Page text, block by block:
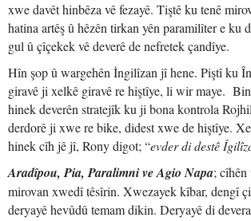
xwe davêt hinbêza vê fezayê. Tiştê ku tenê
hatina artêş û hêzên tirkan yên paramilîter e ku
gul û çîçekek vê deverê de nefretek çandîye.
Hîn şop û wargehên İngilîzan jî hene. Piştî ku
giravê ji xelkê giravê re hiştîye, li wir maye.
hinek deverên stratejîk ku ji bona kontrola
derdorê ji xwe re bike, didest xwe de hiştîye.
hinek cîh jê jî, Rony digot; “evder di destê
Aradîpou, Pia, Paralimni ve Agio Napa;
mirovan xwedî têsîrin. Xwezayek kîbar, dengî
deryayê hevûdû temam dikin. Deryayê di devera